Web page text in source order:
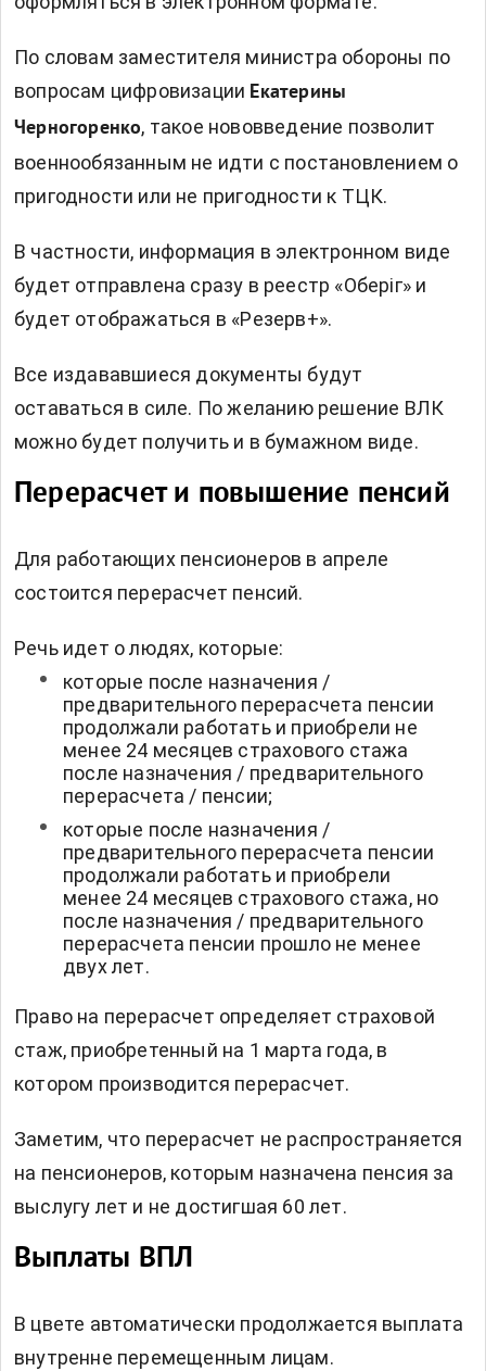
По словам заместителя министра обороны по
вопросам цифровизации Екатерины
Черногоренко, такое нововведение позволит
военнообязанным не идти с постановлением о
пригодности или не пригодности к ТЦК.
В частности, информация в электронном виде
будет отправлена сразу в реестр «Оберіг» и
будет отображаться в «Резерв+».
Все издававшиеся документы будут
оставаться в силе. По желанию решение ВЛК
можно будет получить и в бумажном виде.
Перерасчет и повышение пенсий
Для работающих пенсионеров в апреле
состоится перерасчет пенсий.
Речь идет о людях, которые:
которые после назначения /
предварительного перерасчета пенсии
продолжали работать и приобрели не
менее 24 месяцев страхового стажа
после назначения / предварительного
перерасчета / пенсии;
которые после назначения /
предварительного перерасчета пенсии
продолжали работать и приобрели
менее 24 месяцев страхового стажа, но
после назначения / предварительного
перерасчета пенсии прошло не менее
двух лет.
Право на перерасчет определяет страховой
стаж, приобретенный на 1 марта года, в
котором производится перерасчет.
Заметим, что перерасчет не распространяется
на пенсионеров, которым назначена пенсия за
выслугу лет и не достигшая 60 лет.
Выплаты ВПЛ
В цвете автоматически продолжается выплата
внутренне перемещенным лицам.